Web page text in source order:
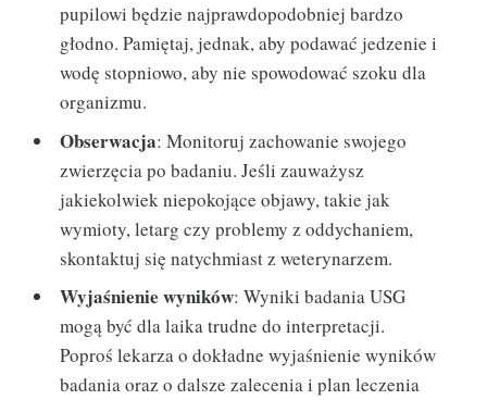
pupilowi będzie najprawdopodobniej bardzo
głodno. Pamiętaj, jednak, aby podawać jedzenie i
wodę stopniowo, aby nie spowodować szoku dla
organizmu.
Obserwacja: Monitoruj zachowanie swojego
zwierzęcia po badaniu. Jeśli zauważysz
jakiekolwiek niepokojące objawy, takie jak
wymioty, letarg czy problemy z oddychaniem,
skontaktuj się natychmiast z weterynarzem.
Wyjaśnienie wyników: Wyniki badania USG
mogą być dla laika trudne do interpretacji.
Poproś lekarza o dokładne wyjaśnienie wyników
badania oraz o dalsze zalecenia i plan leczenia